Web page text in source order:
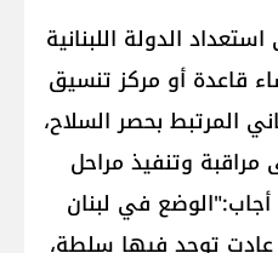
الدولة اللبنانية
قاعدة أو مركز تنسيق
المرتبط بحصر السلاح،
وتنفيذ مراحل
في لبنان
توجد فيها سلطة،